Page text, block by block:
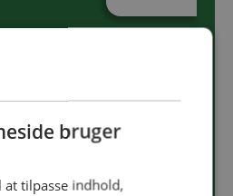
bruger
at tilpasse indhold,